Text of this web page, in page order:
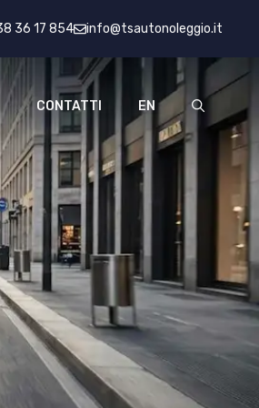
36 17 854 info@tsautonoleggio.it
CONTATTI EN